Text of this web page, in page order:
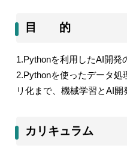
目 的
1.Pythonを利用したAI開発
2.Pythonを使ったデータ処
リ化まで、機械学習とAI開
カリキュラム